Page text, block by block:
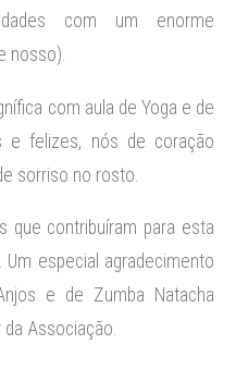
com um enorme
nosso).
com aula de Yoga e de
e felizes, nós de coração
sorriso no rosto.
que contribuíram para esta
especial agradecimento
e de Zumba Natacha
da Associação.